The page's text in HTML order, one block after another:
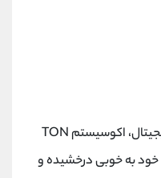
اکوسیستم TON
خود به خوبی درخشیده و
021-22021030
021-22021040